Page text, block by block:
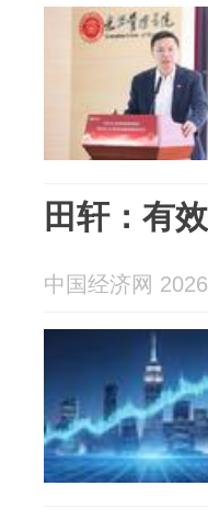
田轩：有
中国经济网